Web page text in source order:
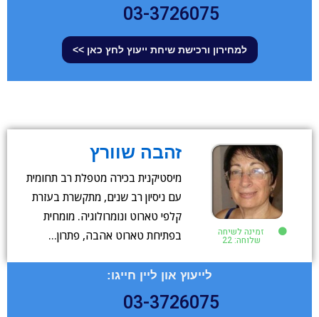
03-3726075
למחירון ורכישת שיחת ייעוץ לחץ כאן >>
זמינה לשיחה
שלוחה: 22
זהבה שוורץ
מיסטיקנית בכירה מטפלת רב תחומית
עם ניסיון רב שנים, מתקשרת בעזרת
קלפי טארוט ונומרולוגיה. מומחית
בפתיחת טארוט אהבה, פתרון…
לייעוץ און ליין חייגו:
03-3726075